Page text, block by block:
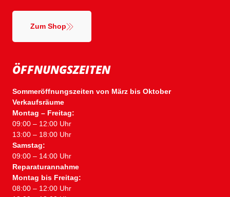
ÖFFNUNGSZEITEN
Sommeröffnungszeiten von März bis Oktober
Verkaufsräume
Montag – Freitag:
09:00 – 12:00 Uhr
13:00 – 18:00 Uhr
Samstag:
09:00 – 14:00 Uhr
Reparaturannahme
Montag bis Freitag:
08:00 – 12:00 Uhr
Zum Shop